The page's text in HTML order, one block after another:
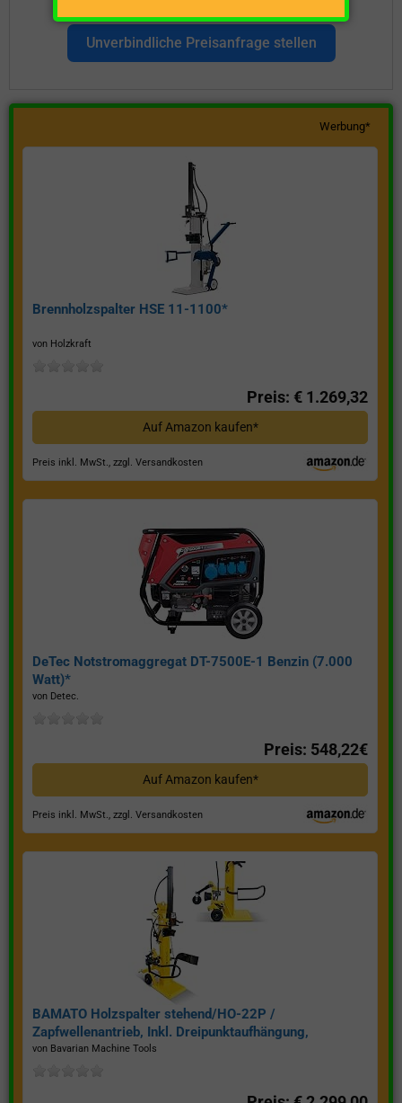
Unverbindliche Preisanfrage stellen
Werbung*
Brennholzspalter HSE 11-1100*
von Holzkraft
Preis: € 1.269,32
Auf Amazon kaufen*
Preis inkl. MwSt., zzgl. Versandkosten
DeTec Notstromaggregat DT-7500E-1 Benzin (7.000
Watt)*
von Detec.
Preis: 548,22€
Auf Amazon kaufen*
Preis inkl. MwSt., zzgl. Versandkosten
BAMATO Holzspalter stehend/HO-22P /
Zapfwellenantrieb, Inkl. Dreipunktaufhängung,
Spaltkraft 22 Tonnen*
von Bavarian Machine Tools